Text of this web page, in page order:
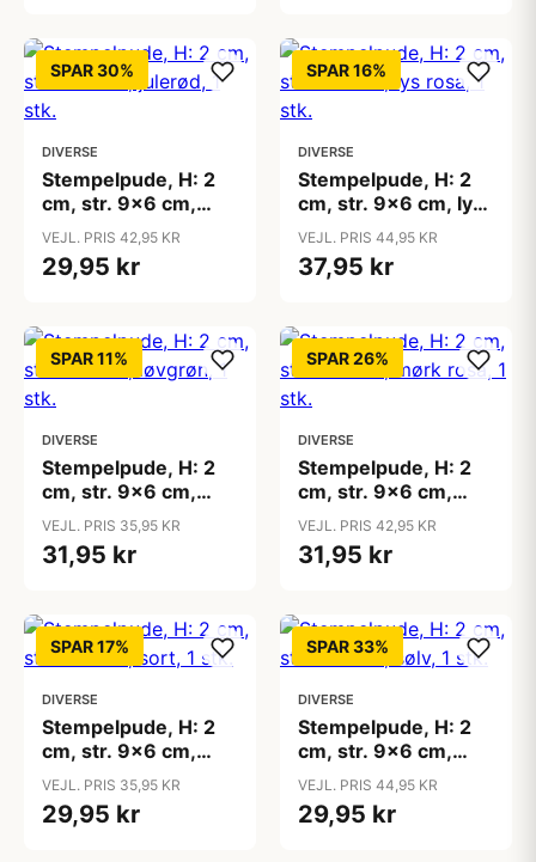
SPAR 30%
DIVERSE
Stempelpude, H: 2
cm, str. 9x6 cm,
julerød, 1 stk.
VEJL. PRIS 42,95 KR
29,95 kr
SPAR 16%
DIVERSE
Stempelpude, H: 2
cm, str. 9x6 cm, lys
rosa, 1 stk.
VEJL. PRIS 44,95 KR
37,95 kr
SPAR 11%
DIVERSE
Stempelpude, H: 2
cm, str. 9x6 cm,
løvgrøn, 1 stk.
VEJL. PRIS 35,95 KR
31,95 kr
SPAR 26%
DIVERSE
Stempelpude, H: 2
cm, str. 9x6 cm,
mørk rosa, 1 stk.
VEJL. PRIS 42,95 KR
31,95 kr
SPAR 17%
DIVERSE
Stempelpude, H: 2
cm, str. 9x6 cm,
sort, 1 stk.
VEJL. PRIS 35,95 KR
29,95 kr
SPAR 33%
DIVERSE
Stempelpude, H: 2
cm, str. 9x6 cm,
sølv, 1 stk.
VEJL. PRIS 44,95 KR
29,95 kr